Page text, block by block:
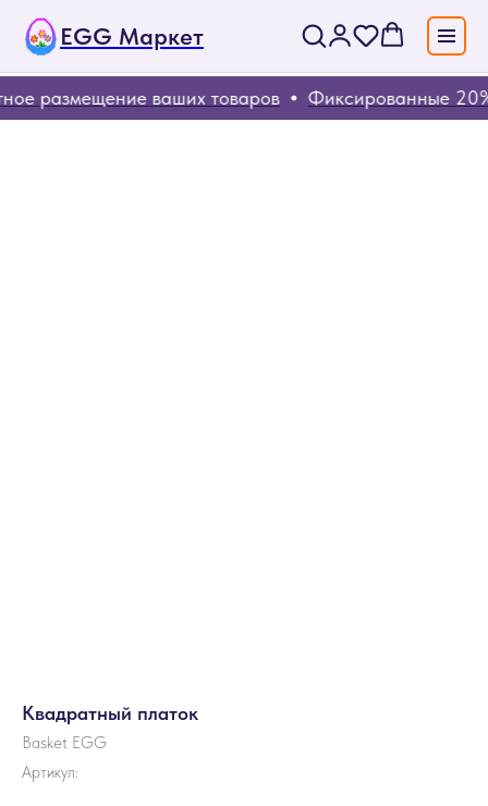
EGG Маркет
размещение ваших товаров Фиксированные
Квадратный платок
Basket EGG
Артикул: